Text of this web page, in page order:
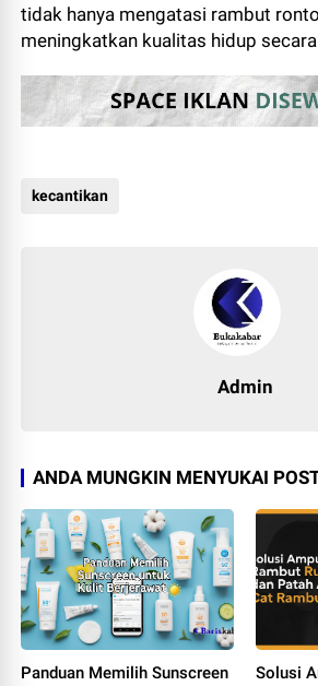
tidak hanya mengatasi rambut
meningkatkan kualitas hidup
kecantikan
Admin
ANDA MUNGKIN MENYUKAI
Panduan Memilih Sunscreen
Solusi